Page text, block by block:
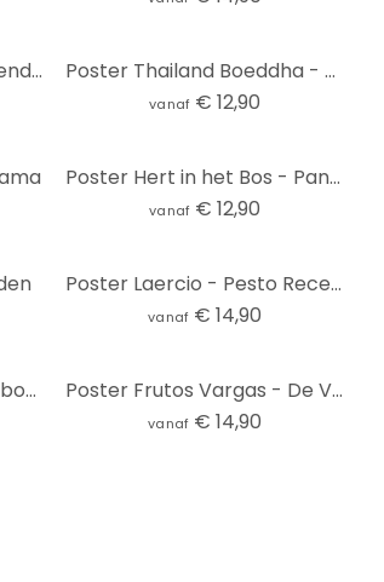
Poster Ove Linde - Ochtendnevel - Panorama Poster Thailand Boeddha - Panorama 01
vanaf € 12,90
Poster Hert in het Bos - Panorama
vanaf € 12,90
Poster Laercio - Pesto Recept - Panorama
vanaf € 14,90
Poster Orchidee en Bamboe- Panorama 01 Poster Frutos Vargas - De Vier Elementen - panorama
vanaf € 14,90